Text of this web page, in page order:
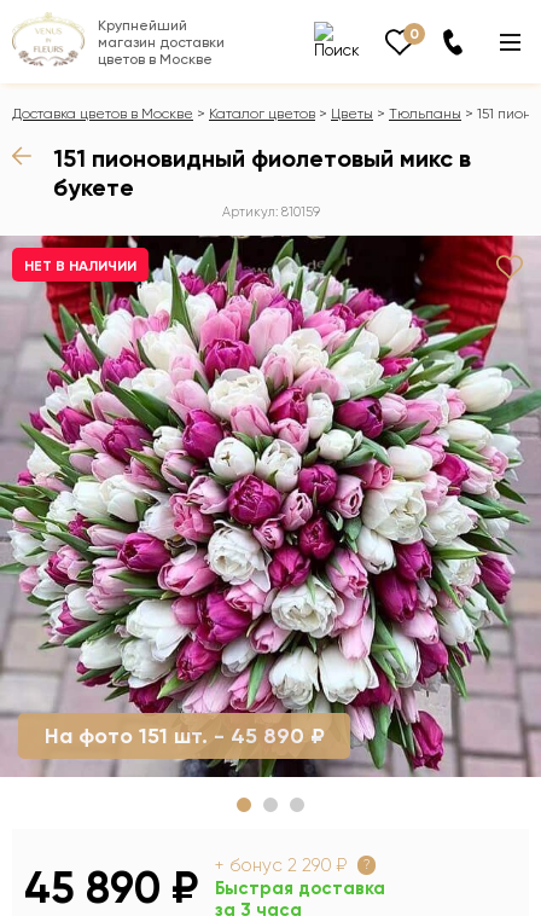
Крупнейший
магазин доставки
цветов в Москве
0
Доставка цветов в Москве Каталог цветов Цветы Тюльпаны 151
151 пионовидный фиолетовый микс в
букете
Артикул: 810159
На фото 151 шт. - 45 890 ₽
НЕТ В НАЛИЧИИ
45 890 ₽ + бонус 2 290 ₽ ?
Быстрая доставка
за 3 часа